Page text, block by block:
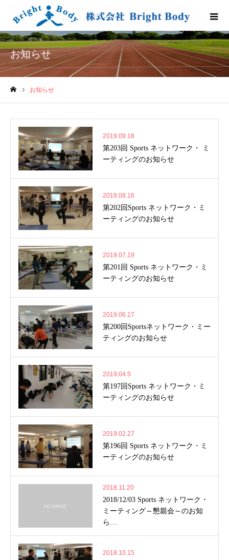
お知らせ
お知らせ
2019.09.18
第203回 Sports ネットワーク・ ミ
ーティングのお知らせ
2019.08.16
第202回Sports ネットワーク・ミ
ーティングのお知らせ
2019.07.19
第201回 Sports ネットワーク・ミ
ーティングのお知らせ
2019.06.17
第200回Sportsネットワーク・ミー
ティングのお知らせ
2019.04.5
第197回Sports ネットワーク・ミ
ーティングのお知らせ
2019.02.27
第196回 Sports ネットワーク・ミ
ーティングのお知らせ
2018.11.20
2018/12/03 Sports ネットワーク・
ミーティング～懇親会～のお知
ら…
2018.10.15